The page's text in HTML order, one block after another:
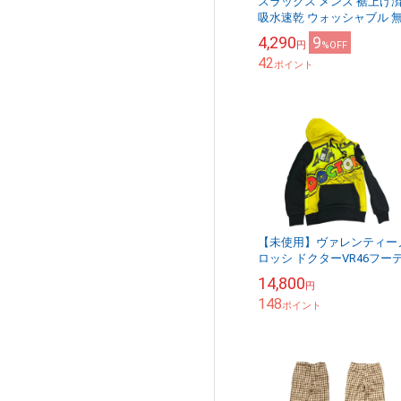
吸水速乾 ウォッシャブル
ワンタック 送料無料
4,290円 9%OFF
42ポイント
【未使用】ヴァレンティー
ロッシ ドクターVR46フー
りあり【送料無料】メール
※代引き不可
14,800円
148ポイント